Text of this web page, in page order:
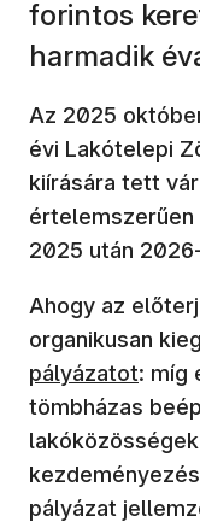
forintos
harmadik
Az 2025
évi Lakótelepi
kiírására tett
2025 után
Ahogy az
organikusan
pályázatot: míg
tömbházas
pályázat